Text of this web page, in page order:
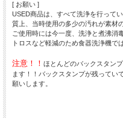
[ お願い ]
USED商品は、すべて洗浄を行って
質上、当時使用の多少の汚れが素材
ご使用時には今一度、洗浄と煮沸消
トロスなど軽減のため食器洗浄機で
注意！！ ほとんどのバックスタン
ます！！バックスタンプが残ってい
願いします。